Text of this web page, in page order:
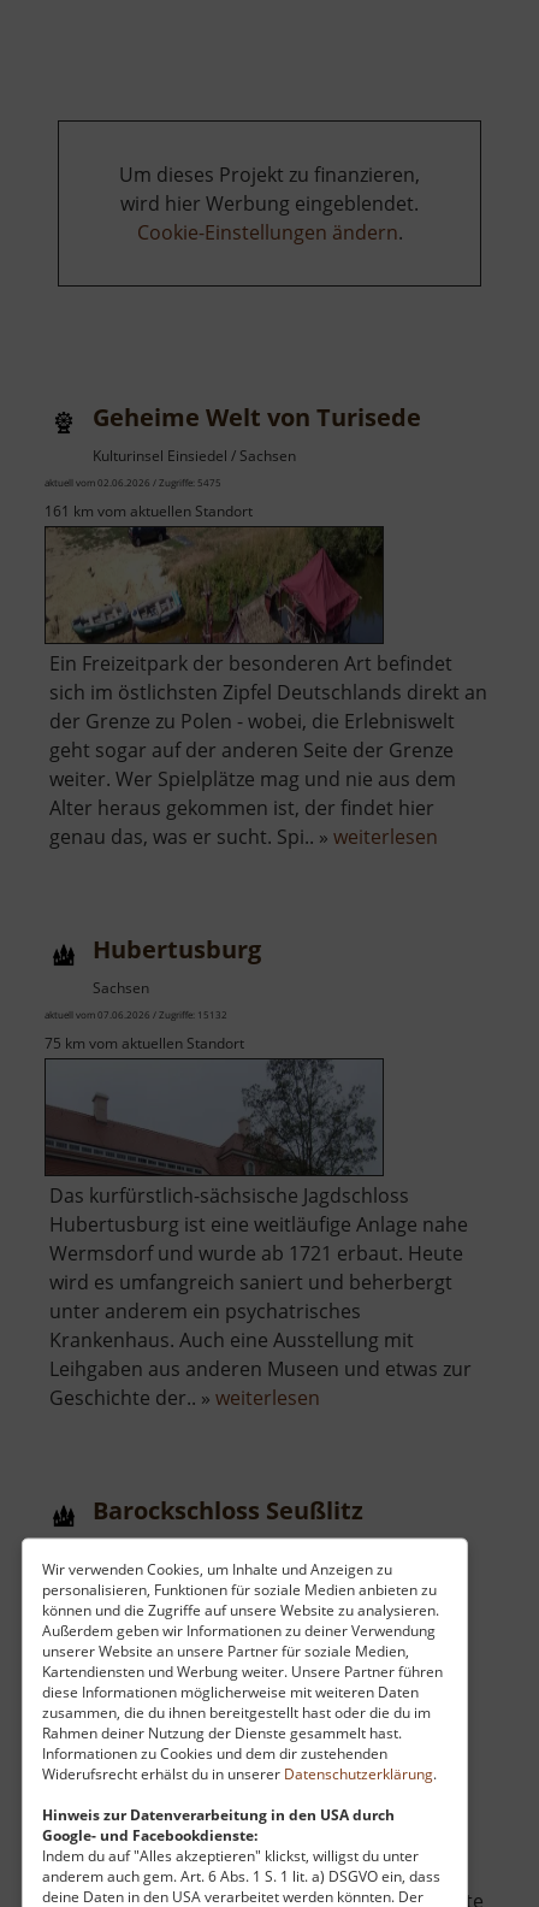
Wir verwenden Cookies, um Inhalte und Anzeigen zu
personalisieren, Funktionen für soziale Medien anbieten zu
können und die Zugriffe auf unsere Website zu analysieren.
Außerdem geben wir Informationen zu deiner Verwendung
unserer Website an unsere Partner für soziale Medien,
Kartendiensten und Werbung weiter. Unsere Partner führen
diese Informationen möglicherweise mit weiteren Daten
zusammen, die du ihnen bereitgestellt hast oder die du im
Rahmen deiner Nutzung der Dienste gesammelt hast.
Informationen zu Cookies und dem dir zustehenden
Widerufsrecht erhälst du in unserer Datenschutzerklärung.
Hinweis zur Datenverarbeitung in den USA durch
Google- und Facebookdienste:
Indem du auf "Alles akzeptieren" klickst, willigst du unter
anderem auch gem. Art. 6 Abs. 1 S. 1 lit. a) DSGVO ein, dass
deine Daten in den USA verarbeitet werden könnten. Der
Um dieses Projekt zu finanzieren,
wird hier Werbung eingeblendet.
Cookie-Einstellungen ändern.
Geheime Welt von Turisede
Kulturinsel Einsiedel / Sachsen
aktuell vom 02.06.2026 / Zugriffe: 5475
161 km vom aktuellen Standort
Ein Freizeitpark der besonderen Art befindet
sich im östlichsten Zipfel Deutschlands direkt an
der Grenze zu Polen - wobei, die Erlebniswelt
geht sogar auf der anderen Seite der Grenze
weiter. Wer Spielplätze mag und nie aus dem
Alter heraus gekommen ist, der findet hier
genau das, was er sucht. Spi.. » weiterlesen
Hubertusburg
Sachsen
aktuell vom 07.06.2026 / Zugriffe: 15132
75 km vom aktuellen Standort
Das kurfürstlich-sächsische Jagdschloss
Hubertusburg ist eine weitläufige Anlage nahe
Wermsdorf und wurde ab 1721 erbaut. Heute
wird es umfangreich saniert und beherbergt
unter anderem ein psychatrisches
Krankenhaus. Auch eine Ausstellung mit
Leihgaben aus anderen Museen und etwas zur
Geschichte der.. » weiterlesen
Barockschloss Seußlitz
aktuell vom 01.06.2024 / Zugriffe: 16195
76 km vom aktuellen Standort
Am Elberadweg gelegen befindet sich in der
Ortschaft Seußlitz das gleichnamige
Barockschloss. Noch bevor hier Markgraf von
Meißen, Heinrich der Erlauchte, ein Schloss
zwischen den Jahren 1250 bis 1265 bauen ließ,
gab es an gleicher Stelle wohl schon andere alte